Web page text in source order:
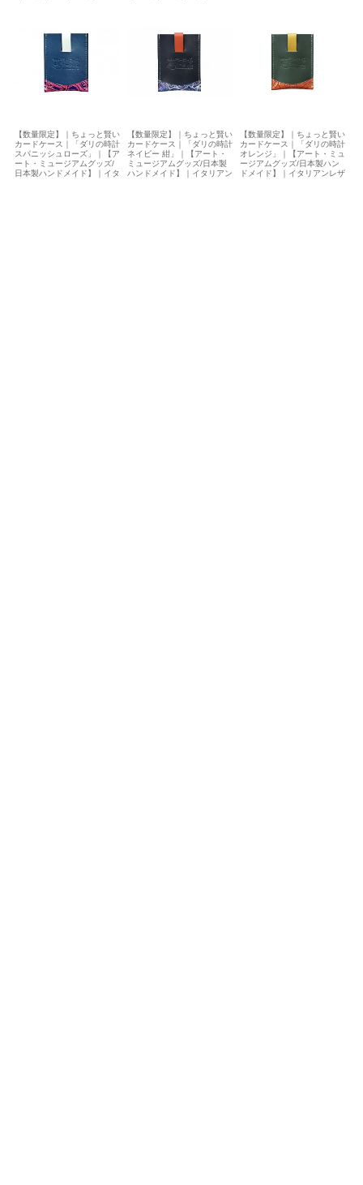
【数量限定】｜ちょっと賢い
カードケース｜「ダリの時計
スパニッシュローズ」｜【ア
ート・ミュージアムグッズ/
日本製ハンドメイド】｜イタ
【数量限定】｜ちょっと賢い
カードケース｜「ダリの時計
ネイビー 紺」｜【アート・
ミュージアムグッズ/日本製
ハンドメイド】｜イタリアン
【数量限定】｜ちょっと賢い
カードケース｜「ダリの時計
オレンジ」｜【アート・ミュ
ージアムグッズ/日本製ハン
ドメイド】｜イタリアンレザ